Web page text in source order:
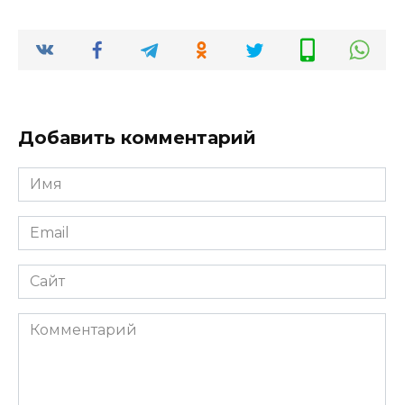
Добавить комментарий
Имя
*
Email
*
Сайт
Комментарий